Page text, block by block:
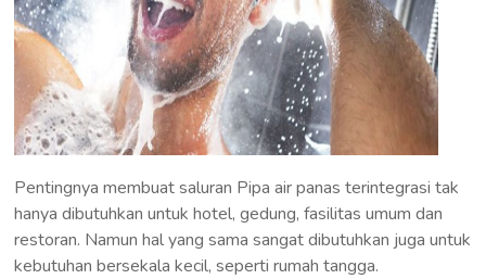
Pentingnya membuat saluran Pipa air panas terintegrasi tak
hanya dibutuhkan untuk hotel, gedung, fasilitas umum dan
restoran. Namun hal yang sama sangat dibutuhkan juga untuk
kebutuhan bersekala kecil, seperti rumah tangga.